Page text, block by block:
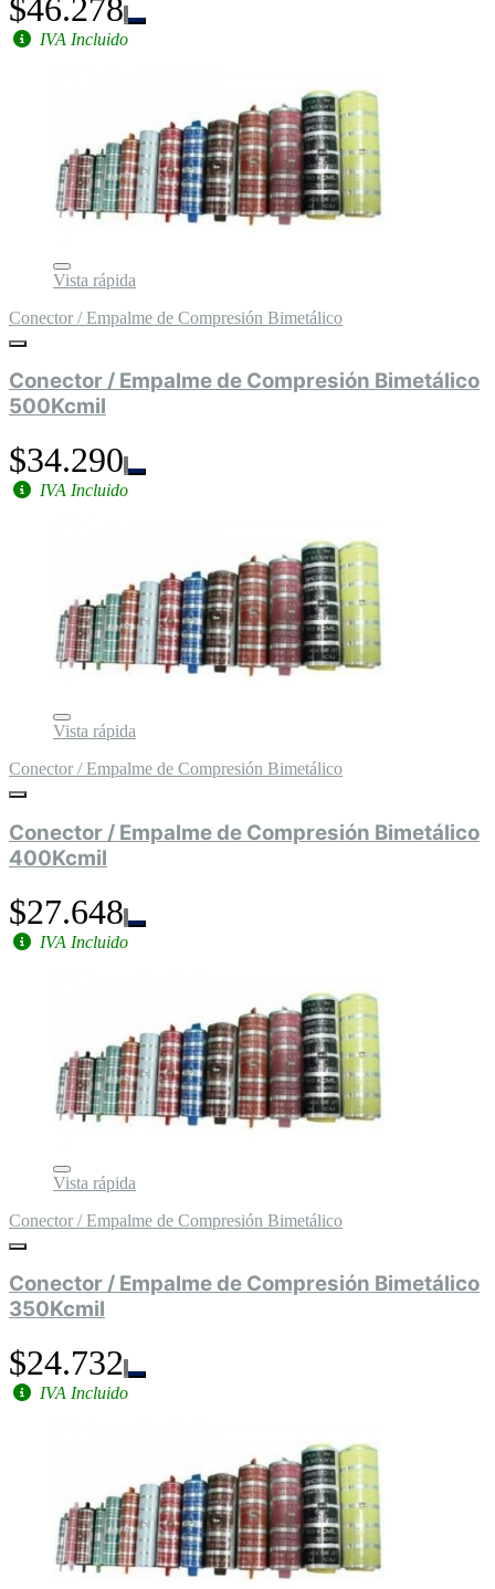
$46.278
IVA Incluido
Vista rápida
Conector / Empalme de Compresión Bimetálico
Conector / Empalme de Compresión Bimetálico
500Kcmil
$34.290
IVA Incluido
Vista rápida
Conector / Empalme de Compresión Bimetálico
Conector / Empalme de Compresión Bimetálico
400Kcmil
$27.648
IVA Incluido
Vista rápida
Conector / Empalme de Compresión Bimetálico
Conector / Empalme de Compresión Bimetálico
350Kcmil
$24.732
IVA Incluido